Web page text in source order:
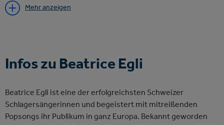
sichert, kann sich auf erstklassiges Entertainment,
emotionale Höhepunkte und einen unvergesslichen Abend
Mehr anzeigen
Infos zu Beatrice Egli
Beatrice Egli ist eine der erfolgreichsten Schweizer
Schlagersängerinnen und begeistert mit mitreißenden
Popsongs ihr Publikum in ganz Europa. Bekannt geworden